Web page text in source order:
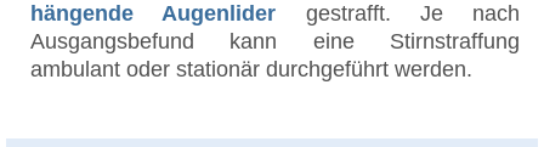
hängende Augenlider gestrafft. Je nach
Ausgangsbefund kann eine Stirnstraffung
ambulant oder stationär durchgeführt werden.